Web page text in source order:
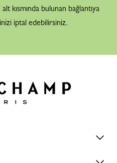
kısmında bulunan bağlantıya
iptal edebilirsiniz.